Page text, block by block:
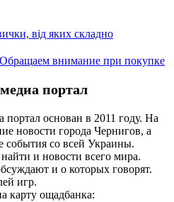
від яких складно
внимание при покупке
портал
основан в 2011 году. На
новости города Чернигов, а
события со всей Украины.
и новости всего мира.
и о которых говорят.
игр.
карту ощадбанка: